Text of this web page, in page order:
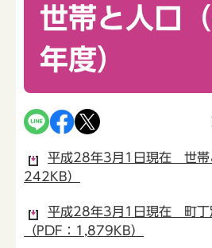
世帯と人口
年度）
平成28年3月1日現在 世帯
242KB）
平成28年3月1日現在 町丁
（PDF：1,879KB）